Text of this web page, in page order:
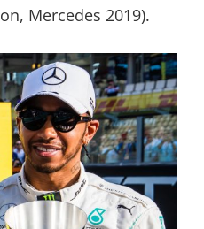
Mercedes 2019).